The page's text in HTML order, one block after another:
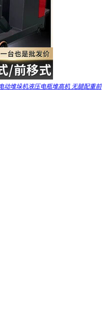
动堆垛机液压电瓶堆高机 无腿配重前